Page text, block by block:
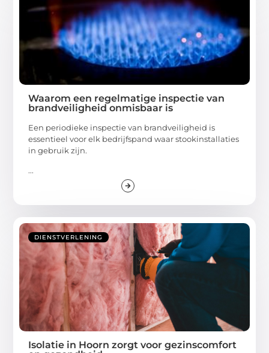
Waarom een regelmatige inspectie van
brandveiligheid onmisbaar is
Een periodieke inspectie van brandveiligheid is
essentieel voor elk bedrijfspand waar stookinstallaties
in gebruik zijn.
...
DIENSTVERLENING
Isolatie in Hoorn zorgt voor gezinscomfort